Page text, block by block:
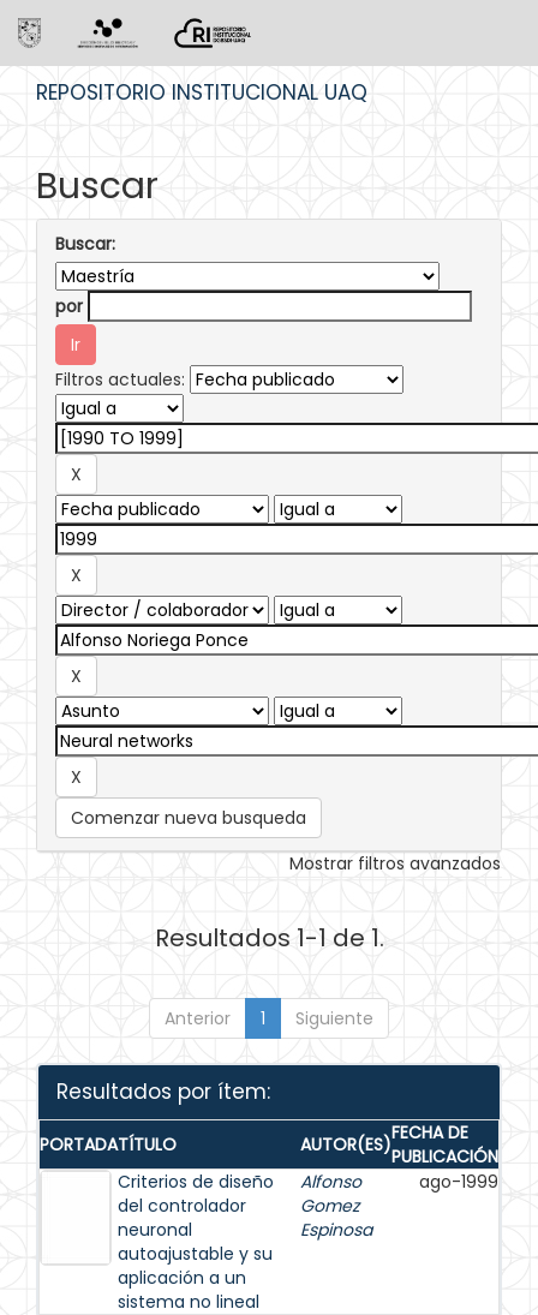
REPOSITORIO INSTITUCIONAL UAQ
Buscar
Buscar:
por
Filtros actuales:
Comenzar nueva busqueda
Mostrar filtros avanzados
Resultados 1-1 de 1.
Anterior 1 Siguiente
Resultados por ítem:
PORTADATÍTULO AUTOR(ES)FECHA DE
PUBLICACIÓN
Criterios de diseño
del controlador
neuronal
autoajustable y su
aplicación a un
sistema no lineal
Alfonso
Gomez
Espinosa
ago-1999